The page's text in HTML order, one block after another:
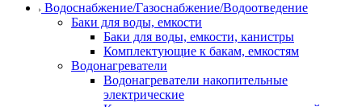
Водоснабжение/Газоснабжение/Водоотведение
Баки для воды, емкости
Баки для воды, емкости, канистры
Комплектующие к бакам, емкостям
Водонагреватели
Водонагреватели накопительные
электрические